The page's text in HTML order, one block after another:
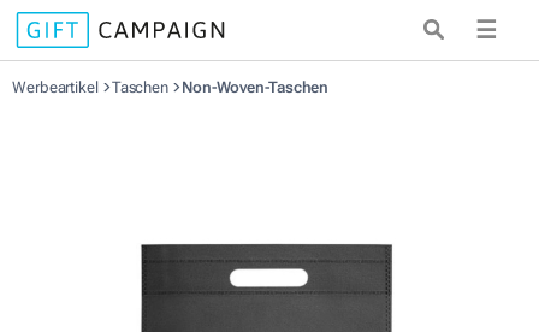
☰
Werbeartikel Taschen Non-Woven-Taschen